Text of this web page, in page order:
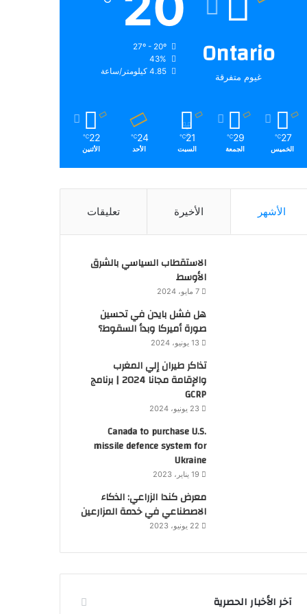
Ontario
غيوم متفرقة
27º - 20º
43%
4.85 كيلومتر/ساعة
27
℃
الخميس
29
℃
الجمعة
21
℃
السبت
24
℃
الأحد
22
℃
الأثنين
الأشهر الأخيرة تعليقات
الاستقطاب السياسي بالشرق
الأوسط
7 مايو، 2024
هل فشل بايدن في تحسين
صورة أميركا وبدأ السقوط؟
13 يونيو، 2024
تذاكر طيران إلي المغرب
والإقامة مجانا 2024 | برنامج
GCRP
23 يونيو، 2024
Canada to purchase U.S.
missile defence system for
Ukraine
19 يناير، 2023
معرض كندا الزراعي: الذكاء
الاصطناعي في خدمة المزارعين
22 يونيو، 2023
آخر الأخبار الحصرية